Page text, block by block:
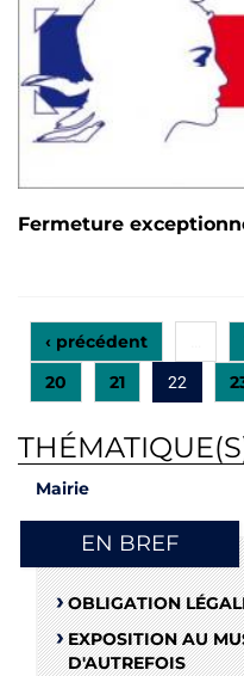
Fermeture
‹ précédent
20
21 22
Mairie
EN BREF
OBLIGATION
EXPOSITION AU
D'AUTREFOIS